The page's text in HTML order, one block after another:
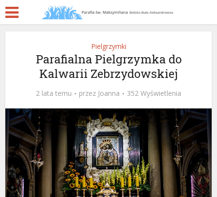
Pielgrzymki
Parafialna Pielgrzymka do
Kalwarii Zebrzydowskiej
2 lata temu przez Joanna 352 Wyświetlenia